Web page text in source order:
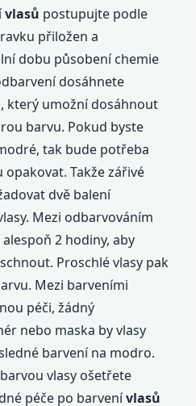
vlasů postupujte podle
přiložen a
dobu působení chemie
dosáhnete
který umožní dosáhnout
barvu. Pokud byste
tak bude potřeba
Takže zářivé
dvě balení
Mezi odbarvováním
2 hodiny, aby
Proschlé vlasy pak
Mezi barveními
péči, žádný
nebo maska by vlasy
barvení na modro.
vlasy ošetřete
péče po barvenívlasů